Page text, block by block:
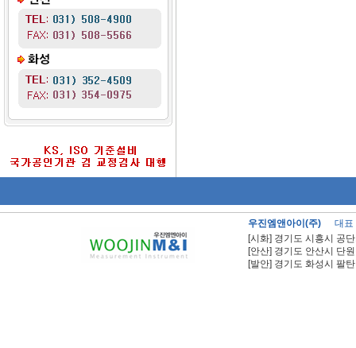
우진엠앤아이(주)
대표
[시화] 경기도 시흥시 공
[안산] 경기도 안산시 단
[발안] 경기도 화성시 팔